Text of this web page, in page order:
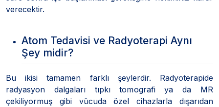
verecektir.
Atom Tedavisi ve Radyoterapi Aynı
Şey midir?
Bu ikisi tamamen farklı şeylerdir. Radyoterapide
radyasyon dalgaları tıpkı tomografi ya da MR
çekiliyormuş gibi vücuda özel cihazlarla dışarıdan